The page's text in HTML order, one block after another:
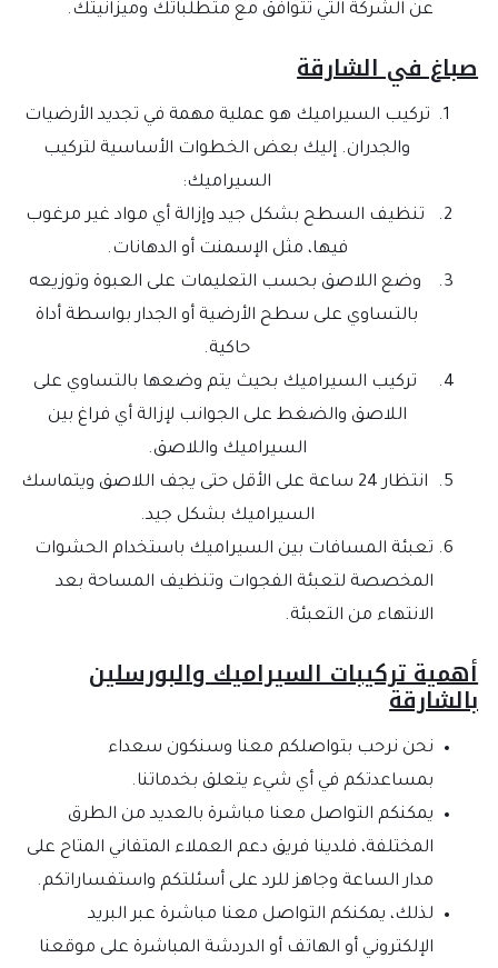
عن الشركة التي تتوافق مع متطلباتك وميزانيتك.
في الشارقة
تركيب السيراميك هو عملية مهمة في تجديد الأرضيات
والجدران. إليك بعض الخطوات الأساسية لتركيب
السيراميك:
تنظيف السطح بشكل جيد وإزالة أي مواد غير مرغوب
فيها، مثل الإسمنت أو الدهانات.
وضع اللاصق بحسب التعليمات على العبوة وتوزيعه
بالتساوي على سطح الأرضية أو الجدار بواسطة أداة
حاكية.
تركيب السيراميك بحيث يتم وضعها بالتساوي على
اللاصق والضغط على الجوانب لإزالة أي فراغ بين
السيراميك واللاصق.
انتظار 24 ساعة على الأقل حتى يجف اللاصق ويتماسك
السيراميك بشكل جيد.
تعبئة المسافات بين السيراميك باستخدام الحشوات
المخصصة لتعبئة الفجوات وتنظيف المساحة بعد
الانتهاء من التعبئة.
تركيبات السيراميك والبورسلين
نحن نرحب بتواصلكم معنا وسنكون سعداء
بمساعدتكم في أي شيء يتعلق بخدماتنا.
يمكنكم التواصل معنا مباشرة بالعديد من الطرق
المختلفة، فلدينا فريق دعم العملاء المتفاني المتاح على
مدار الساعة وجاهز للرد على أسئلتكم واستفساراتكم.
لذلك، يمكنكم التواصل معنا مباشرة عبر البريد
الإلكتروني أو الهاتف أو الدردشة المباشرة على موقعنا